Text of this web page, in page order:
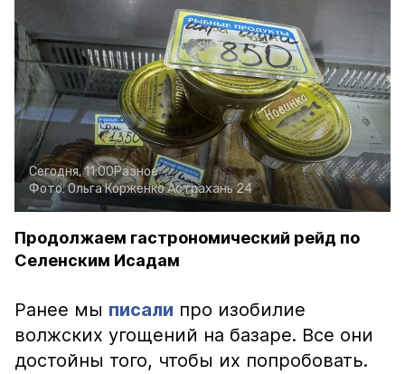
Сегодня, 11:00Разное
Фото:Ольга КорженкоАстрахань 24
Продолжаем гастрономический рейд по
Селенским Исадам
Ранее мы писали про изобилие
волжских угощений на базаре. Все они
достойны того, чтобы их попробовать.